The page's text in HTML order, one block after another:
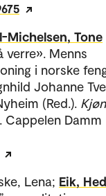
Michelsen, Tone
verre». Menns
i norske
Johanne
(Red.).
Cappelen Damm
Lena; Eik,